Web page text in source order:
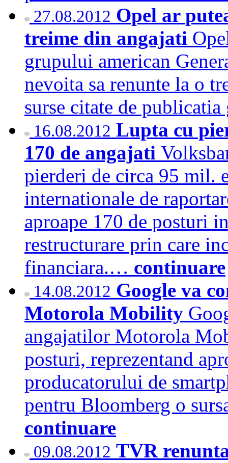
27.08.2012 Opel ar
treime din angajati
grupului american
nevoita sa renunte la o
surse citate de
16.08.2012 Lupta cu
170 de angajati
pierderi de circa 95 mil.
internationale de
aproape 170 de posturi
restructurare prin care
financiara.… continuare
14.08.2012 Google va
Motorola Mobility
angajatilor Motorola
posturi, reprezentand
producatorului de
pentru Bloomberg o
continuare
09.08.2012 TVR